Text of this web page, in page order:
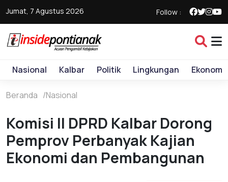
Jumat, 7 Agustus 2026 Follow :
Nasional Kalbar Politik Lingkungan Ekonomi
Beranda Nasional
Komisi II DPRD Kalbar Dorong
Pemprov Perbanyak Kajian
Ekonomi dan Pembangunan